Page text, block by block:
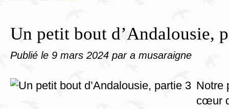
Un petit bout d’Andalousie,
Publié le 9 mars 2024 par a musaraigne
Notre
cœur